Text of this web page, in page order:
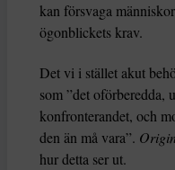
kan försvaga
ögonblickets krav.
Det vi i stället akut
som ”det oförberedda,
konfronterandet, och
den än må vara”.
hur detta ser ut.